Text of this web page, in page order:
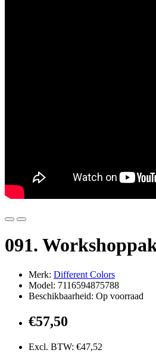
091.
Merk: Different Colors
Model: 7116594875788
Beschikbaarheid: Op voorraad
€57,50
Excl. BTW: €47,52